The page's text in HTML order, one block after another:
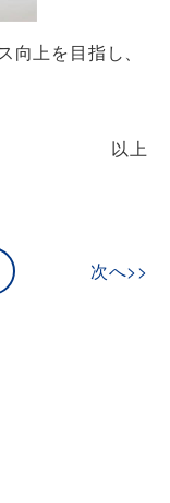
上を目指し、
以上
次へ>>